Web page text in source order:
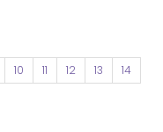
10 11 12 13
14